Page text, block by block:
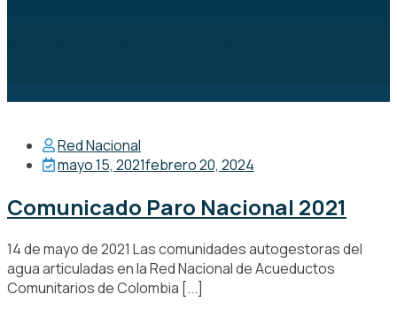
Red Nacional
mayo 15, 2021febrero 20, 2024
Comunicado Paro Nacional 2021
14 de mayo de 2021 Las comunidades autogestoras del
agua articuladas en la Red Nacional de Acueductos
Comunitarios de Colombia [...]